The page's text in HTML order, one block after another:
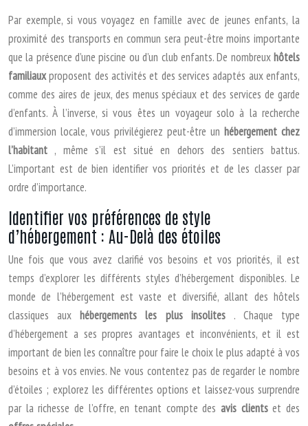
Par exemple, si vous voyagez en famille avec de jeunes enfants, la
proximité des transports en commun sera peut-être moins importante
que la présence d’une piscine ou d’un club enfants. De nombreuxhôtels
familiauxproposent des activités et des services adaptés aux enfants,
comme des aires de jeux, des menus spéciaux et des services de garde
d’enfants. À l’inverse, si vous êtes un voyageur solo à la recherche
d’immersion locale, vous privilégierez peut-être un hébergement chez
l’habitant , même s’il est situé en dehors des sentiers battus.
L’important est de bien identifier vos priorités et de les classer par
ordre d’importance.
Identifier vos préférences de style
d’hébergement : Au-Delà des étoiles
Une fois que vous avez clarifié vos besoins et vos priorités, il est
temps d’explorer les différents styles d’hébergement disponibles. Le
monde de l’hébergement est vaste et diversifié, allant des hôtels
classiques auxhébergements les plus insolites . Chaque type
d’hébergement a ses propres avantages et inconvénients, et il est
important de bien les connaître pour faire le choix le plus adapté à vos
besoins et à vos envies. Ne vous contentez pas de regarder le nombre
d’étoiles ; explorez les différentes options et laissez-vous surprendre
par la richesse de l’offre, en tenant compte des avis clientset des